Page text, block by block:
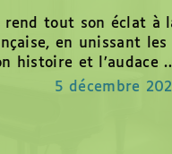
tout son éclat à
en unissant les
histoire et l’audace
» Le Point Photo...
5 décembre